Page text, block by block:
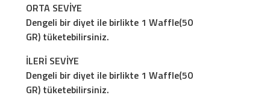
ORTA SEVİYE
Dengeli bir diyet ile birlikte 1 Waffle(50
GR) tüketebilirsiniz.
İLERİ SEVİYE
Dengeli bir diyet ile birlikte 1 Waffle(50
GR) tüketebilirsiniz.